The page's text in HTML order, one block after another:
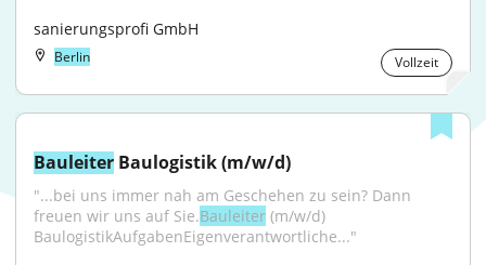
sanierungsprofi GmbH
Berlin Vollzeit
Bauleiter Baulogistik (m/w/d)
"...bei uns immer nah am Geschehen zu sein? Dann
freuen wir uns auf Sie.Bauleiter (m/w/d)
BaulogistikAufgabenEigenverantwortliche..."